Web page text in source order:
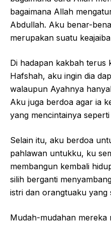
bagaimana Allah
Abdullah. Aku benar-
merupakan suatu
Di hadapan kakbah terus
Hafshah, aku ingin dia
walaupun Ayahnya
Aku juga berdoa agar ia
yang mencintainya
Selain itu, aku berdoa
pahlawan untukku, ku
membangun kembali
silih berganti
istri dan orangtuaku yang
Mudah-mudahan mereka